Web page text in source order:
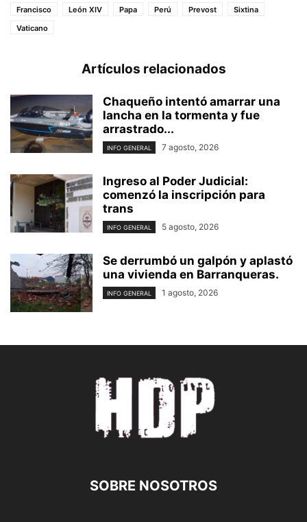
Francisco
León XIV Papa Perú Prevost
Sixtina
Vaticano
Artículos relacionados
Chaqueño intentó amarrar una
lancha en la tormenta y fue
arrastrado...
INFO GENERAL 7 agosto, 2026
Ingreso al Poder Judicial:
comenzó la inscripción para
trans
INFO GENERAL 5 agosto, 2026
Se derrumbó un galpón y aplastó
una vivienda en Barranqueras.
INFO GENERAL 1 agosto, 2026
SOBRE NOSOTROS